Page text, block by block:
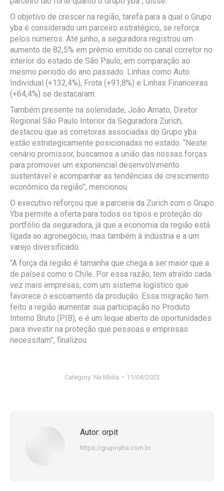
O objetivo de crescer na região, tarefa para a qual o Grupo
yba é considerado um parceiro estratégico, se reforça
pelos números. Até junho, a seguradora registrou um
aumento de 82,5% em prêmio emitido no canal corretor no
interior do estado de São Paulo, em comparação ao
mesmo período do ano passado. Linhas como Auto
Individual (+132,4%), Frota (+91,8%) e Linhas Financeiras
(+64,4%) se destacaram.
Também presente na solenidade, João Amato, Diretor
Regional São Paulo Interior da Seguradora Zurich,
destacou que as corretoras associadas do Grupo yba
estão estrategicamente posicionadas no estado. “Neste
cenário promissor, buscamos a união das nossas forças
para promover um exponencial desenvolvimento
sustentável e acompanhar as tendências de crescimento
econômico da região”, mencionou.
O executivo reforçou que a parceria da Zurich com o Grupo
Yba permite a oferta para todos os tipos e proteção do
portfólio da seguradora, já que a economia da região está
ligada ao agronegócio, mas também à indústria e a um
varejo diversificado.
“A força da região é tamanha que chega a ser maior que a
de países como o Chile. Por essa razão, tem atraído cada
vez mais empresas, com um sistema logístico que
favorece o escoamento da produção. Essa migração tem
feito a região aumentar sua participação no Produto
Interno Bruto (PIB), e é um leque aberto de oportunidades
para investir na proteção que pessoas e empresas
necessitam”, finalizou.
Category: Na Mídia 11/04/2023
Autor: orpit
https://grupoyba.com.br